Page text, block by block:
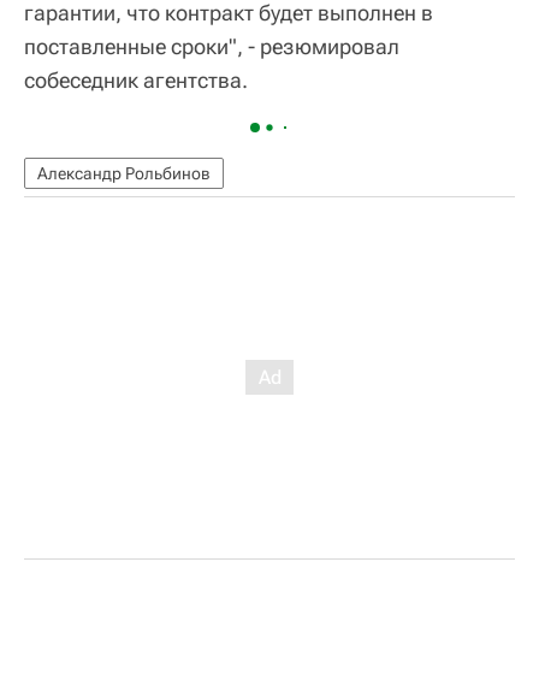
гарантии, что контракт будет выполнен в
поставленные сроки", - резюмировал
собеседник агентства.
Александр Рольбинов